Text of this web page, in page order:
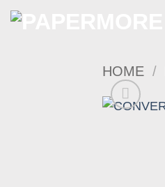
Skip
HOME /